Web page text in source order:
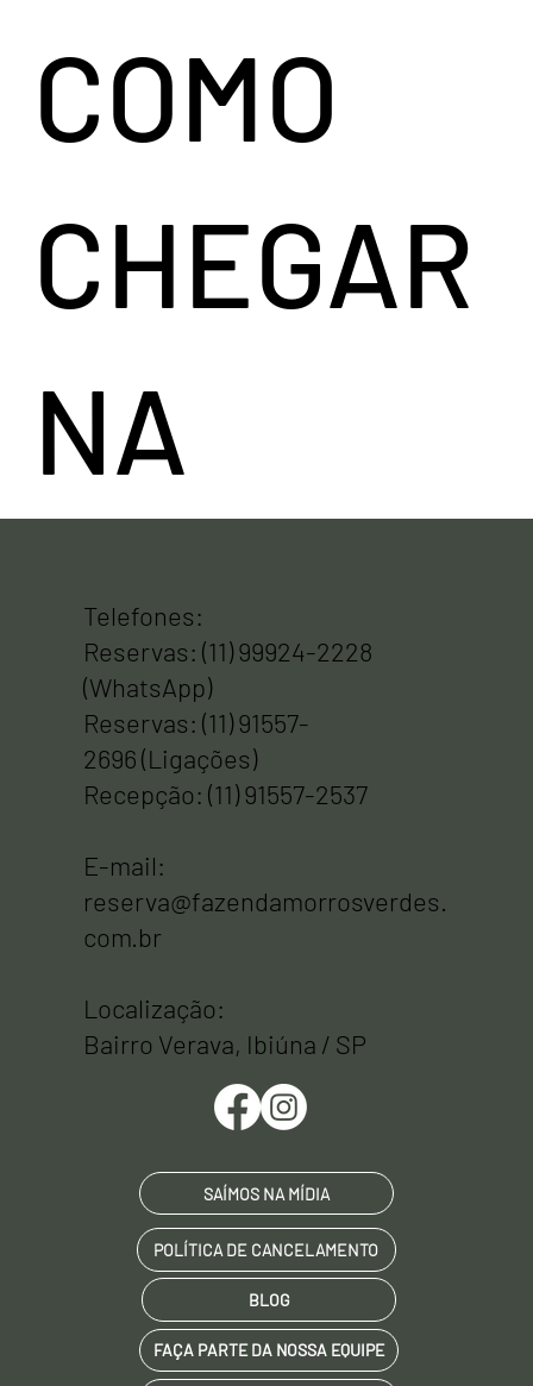
COMO
CHEGAR
NA
FAZEND
A
MORROS
VERDES
ECOLOD
Telefones:
Reservas: (11) 99924-2228
(WhatsApp)
Reservas: (11) 91557-
2696 (Ligações)
Recepção: (11) 91557-2537
E-mail:
reserva@fazendamorrosverdes.
com.br
Localização:
Bairro Verava, Ibiúna / SP
SAÍMOS NA MÍDIA
POLÍTICA DE CANCELAMENTO
BLOG
FAÇA PARTE DA NOSSA EQUIPE